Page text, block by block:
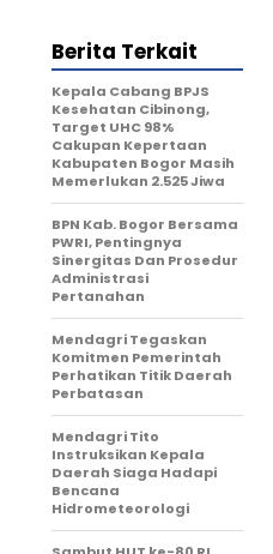
Berita Terkait
Kepala Cabang BPJS
Kesehatan Cibinong,
Target UHC 98%
Cakupan Kepertaan
Kabupaten Bogor Masih
Memerlukan 2.525 Jiwa
BPN Kab. Bogor Bersama
PWRI, Pentingnya
Sinergitas Dan Prosedur
Administrasi
Pertanahan
Mendagri Tegaskan
Komitmen Pemerintah
Perhatikan Titik Daerah
Perbatasan
Mendagri Tito
Instruksikan Kepala
Daerah Siaga Hadapi
Bencana
Hidrometeorologi